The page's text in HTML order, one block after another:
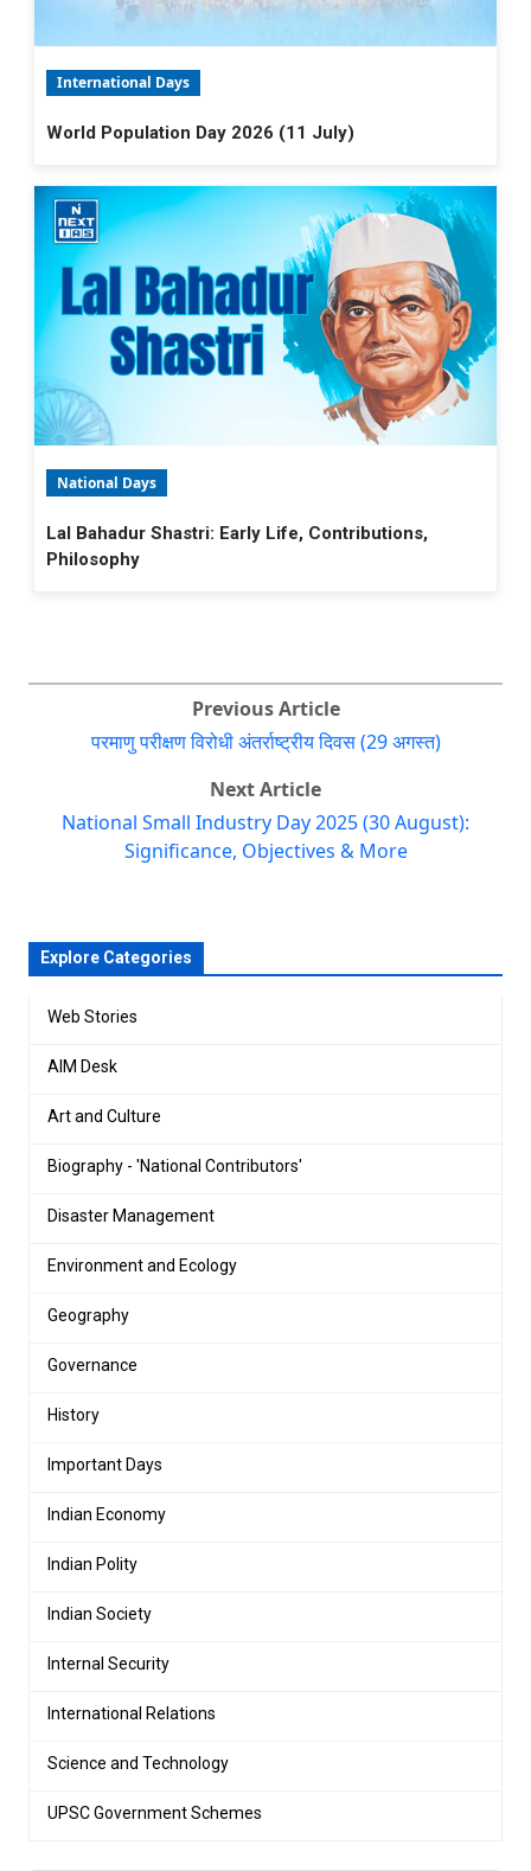
International Days
World Population Day 2026 (11 July)
National Days
Lal Bahadur Shastri: Early Life, Contributions,
Philosophy
Previous Article
परमाणु परीक्षण विरोधी अंतर्राष्ट्रीय दिवस (29 अगस्त)
Next Article
National Small Industry Day 2025 (30 August):
Significance, Objectives & More
Explore Categories
Web Stories
AIM Desk
Art and Culture
Biography - 'National Contributors'
Disaster Management
Environment and Ecology
Geography
Governance
History
Important Days
Indian Economy
Indian Polity
Indian Society
Internal Security
International Relations
Science and Technology
UPSC Government Schemes